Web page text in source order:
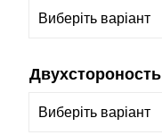
Двухстороность